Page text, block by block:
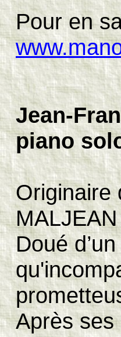
Pour en
Jean-
piano
Originaire
Doué
Après ses